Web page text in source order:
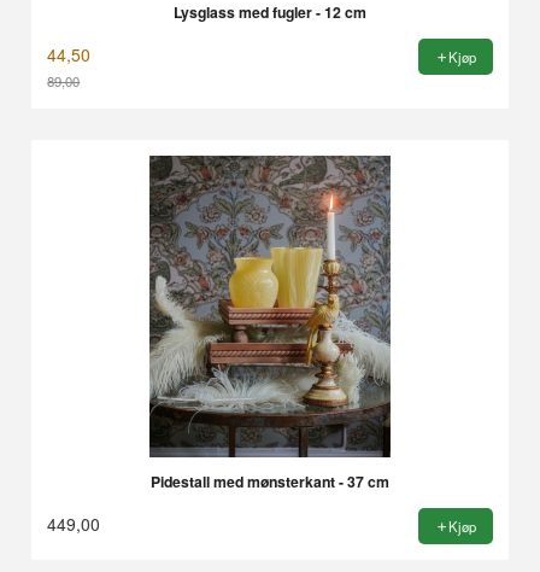
Lysglass med fugler - 12 cm
44,50
89,00
Kjøp
Pidestall med mønsterkant - 37 cm
449,00 Kjøp